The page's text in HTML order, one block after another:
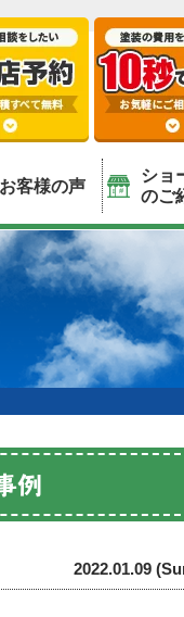
お客様の声
ショ
のご
例
2022.01.09